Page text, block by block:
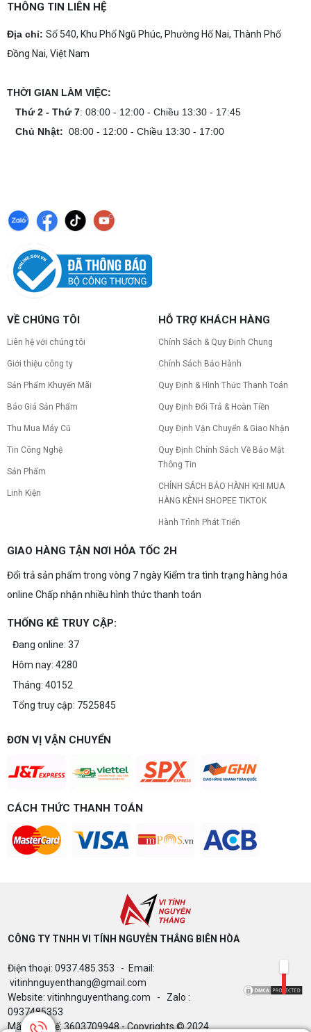
THÔNG TIN LIÊN HỆ
Địa chỉ: Số 540, Khu Phố Ngũ Phúc, Phường Hố Nai, Thành Phố
Đồng Nai, Việt Nam
THỜI GIAN LÀM VIỆC:
Thứ 2 - Thứ 7: 08:00 - 12:00 - Chiều 13:30 - 17:45
Chủ Nhật: 08:00 - 12:00 - Chiều 13:30 - 17:00
VỀ CHÚNG TÔI
Liên hệ với chúng tôi
Giới thiệu công ty
Sản Phẩm Khuyến Mãi
Báo Giá Sản Phẩm
Thu Mua Máy Cũ
Tin Công Nghệ
Sản Phẩm
Linh Kiện
HỖ TRỢ KHÁCH HÀNG
Chính Sách & Quy Định Chung
Chính Sách Bảo Hành
Quy Định & Hình Thức Thanh Toán
Quy Định Đổi Trả & Hoàn Tiền
Quy Định Vận Chuyển & Giao Nhận
Quy Định Chính Sách Về Bảo Mật
Thông Tin
CHÍNH SÁCH BẢO HÀNH KHI MUA
HÀNG KÊNH SHOPEE TIKTOK
Hành Trình Phát Triển
GIAO HÀNG TẬN NƠI HỎA TỐC 2H
Đổi trả sản phẩm trong vòng 7 ngày Kiểm tra tình trạng hàng hóa
online Chấp nhận nhiều hình thức thanh toán
THỐNG KÊ TRUY CẬP:
Đang online: 37
Hôm nay: 4280
Tháng: 40152
Tổng truy cập: 7525845
ĐƠN VỊ VẬN CHUYỂN
CÁCH THỨC THANH TOÁN
CÔNG TY TNHH VI TÍNH NGUYỄN THẮNG BIÊN HÒA​
Điện thoại: 0937.485.353 - Email:
vitinhnguyenthang@gmail.com
Website: vitinhnguyenthang.com - Zalo :
0937485353
Mã Số Thuế: 3603709948 - Copyrights © 2024